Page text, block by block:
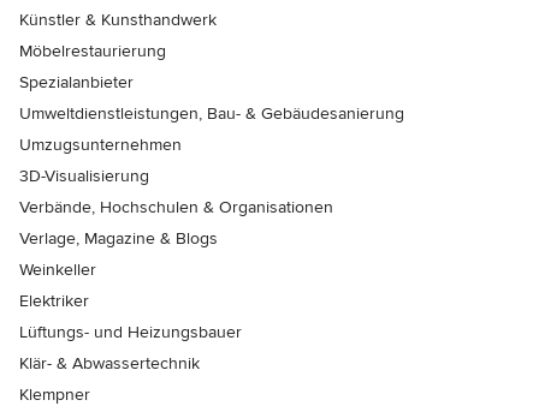
Künstler & Kunsthandwerk
Möbelrestaurierung
Spezialanbieter
Umweltdienstleistungen, Bau- & Gebäudesanierung
Umzugsunternehmen
3D-Visualisierung
Verbände, Hochschulen & Organisationen
Verlage, Magazine & Blogs
Weinkeller
Elektriker
Lüftungs- und Heizungsbauer
Klär- & Abwassertechnik
Klempner